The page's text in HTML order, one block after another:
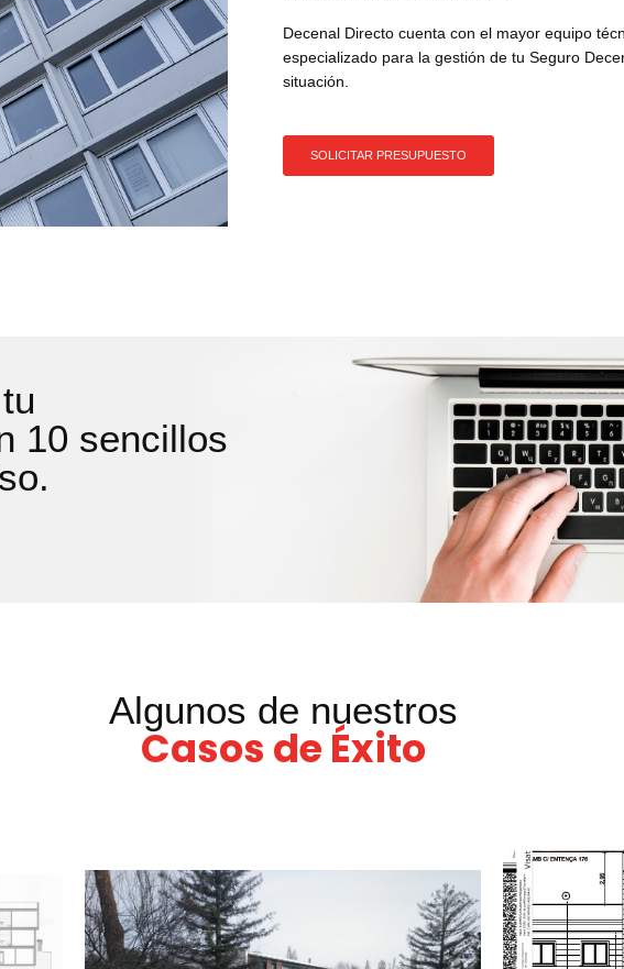
Decenal Directo cuenta con el mayor equipo
especializado para la gestión de tu Seguro
situación.
SOLICITAR PRESUPUESTO
10 sencillos
Algunos de nuestros
Casos de Éxito